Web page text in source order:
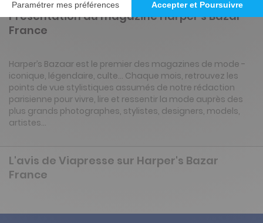
Présentation du magazine Harper's Bazar
France
Harper’s Bazaar est le premier des magazines de mode -
iconique, légendaire, culte… Chaque mois, retrouvez les
points de vue stylistiques assumés de notre rédaction
parisienne pour vivre, lire et ressentir la mode auprès des
plus grands photographes, stylistes, designers, models,
artistes…
L'avis de Viapresse sur Harper's Bazar
France